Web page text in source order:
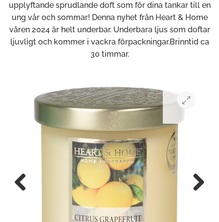
upplyftande sprudlande doft som för dina tankar till en
ung vår och sommar! Denna nyhet från Heart & Home
våren 2024 är helt underbar. Underbara ljus som doftar
ljuvligt och kommer i vackra förpackningar.Brinntid ca
30 timmar.